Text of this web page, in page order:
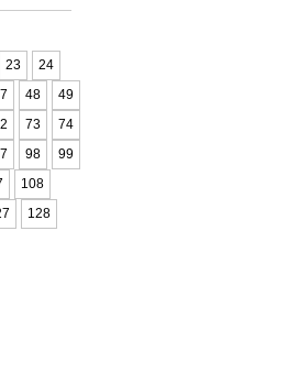
23
24
48
49
73
74
98
99
108
128